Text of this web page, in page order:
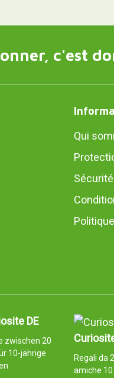
c'est
Qui
Sécurité
DE
zwischen 20
10-jährige
Regali da
amiche 10